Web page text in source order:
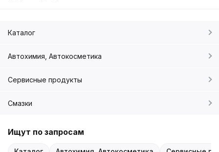
Каталог
Автохимия, Автокосметика
Сервисные продукты
Смазки
Ищут по запросам